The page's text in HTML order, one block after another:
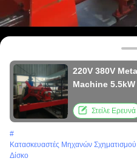
220V 380V
Machine
Στείλε Ερευνά
#
Κατασκευαστές Μηχανών
Δίσκο